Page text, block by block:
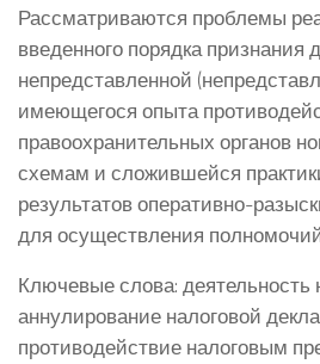
Рассматриваются проблемы
введенного порядка признания
непредставленной
имеющегося опыта
правоохранительных органов
схемам и сложившейся
результатов оперативно-
для осуществления
Ключевые слова: деятельность
аннулирование налоговой
противодействие налоговым